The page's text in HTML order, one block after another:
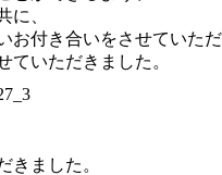
に、
お付き合いをさせていただ
ていただきました。
きました。